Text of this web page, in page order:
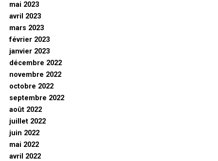
mai 2023
avril 2023
mars 2023
février 2023
janvier 2023
décembre 2022
novembre 2022
octobre 2022
septembre 2022
août 2022
juillet 2022
juin 2022
mai 2022
avril 2022